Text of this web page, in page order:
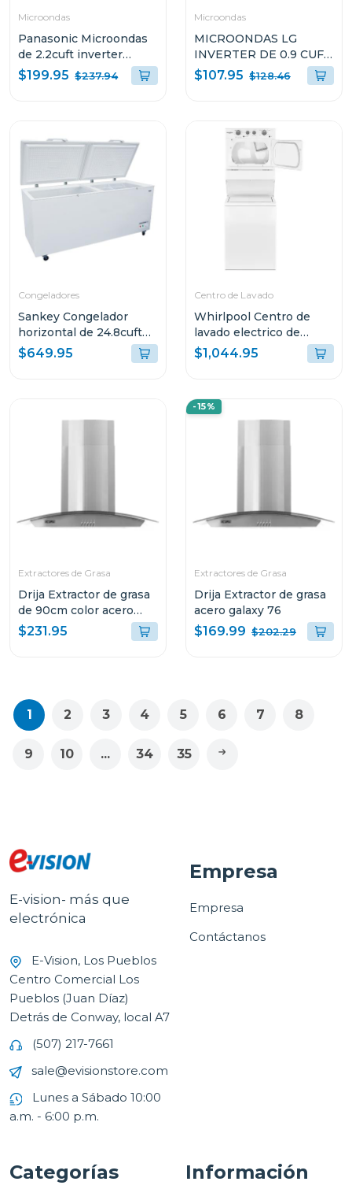
Microondas
Panasonic Microondas
de 2.2cuft inverter
nnst965
$199.95 $237.94
Microondas
MICROONDAS LG
INVERTER DE 0.9 CUFT
NEOCHEF MS0936GIS
$107.95 $128.46
Congeladores
Sankey Congelador
horizontal de 24.8cuft
(aprox) 2871
$649.95
Centro de Lavado
Whirlpool Centro de
lavado electrico de
20kg(lavadora)
10kg(secadora)
$1,044.95
Extractores de Grasa
Drija Extractor de grasa
de 90cm color acero
galaxy 90
$231.95
-15%
Extractores de Grasa
Drija Extractor de grasa
acero galaxy 76
$169.99 $202.29
1 2 3 4 5 6 7 8
9 10 ... 34 35
E-vision- más que
electrónica
E-Vision, Los Pueblos
Centro Comercial Los
Pueblos (Juan Díaz)
Detrás de Conway, local A7
(507) 217-7661
sale@evisionstore.com
Lunes a Sábado 10:00
a.m. - 6:00 p.m.
Empresa
Empresa
Contáctanos
Categorías Información